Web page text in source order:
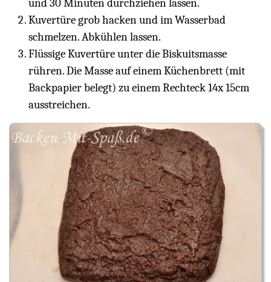
und 30 Minuten durchziehen lassen.
Kuvertüre grob hacken und im Wasserbad
schmelzen. Abkühlen lassen.
Flüssige Kuvertüre unter die Biskuitsmasse
rühren. Die Masse auf einem Küchenbrett (mit
Backpapier belegt) zu einem Rechteck 14x 15cm
ausstreichen.